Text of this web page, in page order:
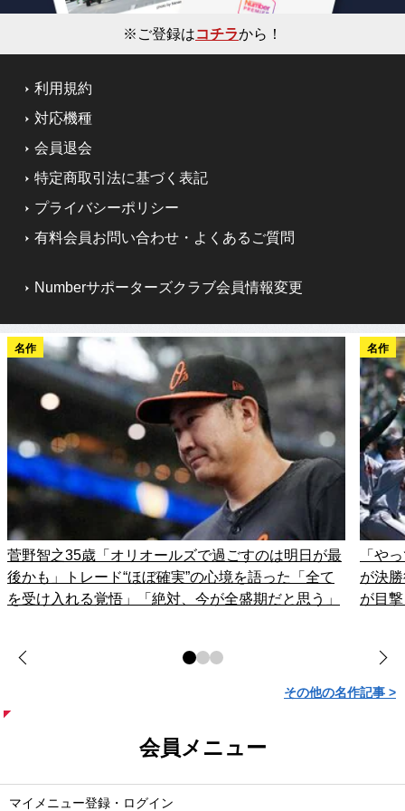
※ご登録はコチラから！
利用規約
対応機種
会員退会
特定商取引法に基づく表記
プライバシーポリシー
有料会員お問い合わせ・よくあるご質問
Numberサポーターズクラブ会員情報変更
名作
菅野智之35歳「オリオールズで過ごすのは明日が最
後かも」トレード“ほぼ確実”の心境を語った「全て
を受け入れる覚悟」「絶対、今が全盛期だと思う」
名作
「や
が決
が目
その他の名作記事 >
会員メニュー
マイメニュー登録・ログイン